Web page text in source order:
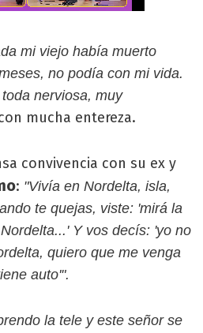
mi viejo había muerto
no podía con mi vida.
nerviosa, muy
mucha entereza.
convivencia con su ex y
: "Vivía en Nordelta, isla,
te quejas, viste: 'mirá la
Y vos decís: 'yo no
quiero que me venga
auto'".
la tele y este señor se